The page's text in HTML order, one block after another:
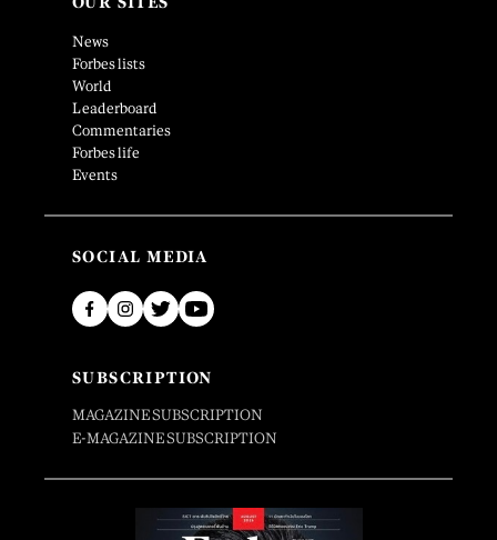
News
Forbes lists
World
Leaderboard
Commentaries
Forbes life
Events
SOCIAL MEDIA
SUBSCRIPTION
MAGAZINE SUBSCRIPTION
E-MAGAZINE SUBSCRIPTION